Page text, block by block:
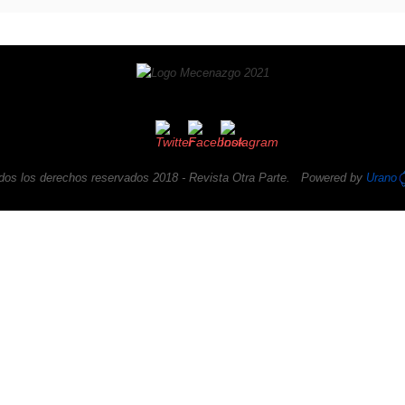
los derechos reservados 2018 - Revista Otra Parte. Powered by Urano